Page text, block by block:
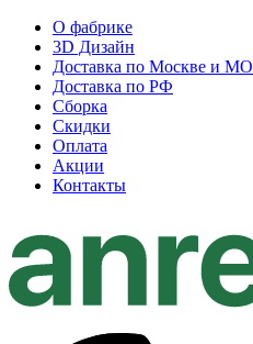
О фабрике
3D Дизайн
Доставка по Москве и МО
Доставка по РФ
Сборка
Скидки
Оплата
Акции
Контакты